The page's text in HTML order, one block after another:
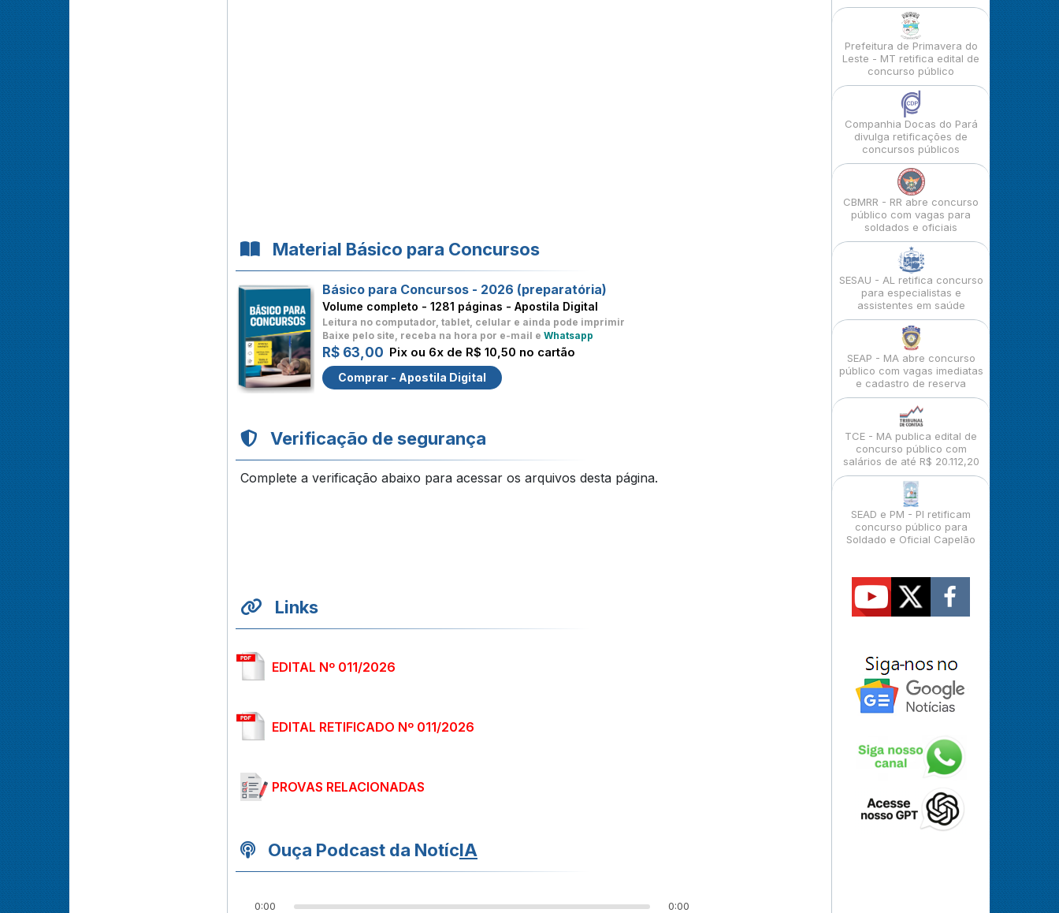
Material Básico para Concursos
Básico para Concursos - 2026 (preparatória)
Volume completo - 1281 páginas - Apostila Digital
Leitura no computador, tablet, celular e ainda pode imprimir
Baixe pelo site, receba na hora por e-mail e Whatsapp
R$ 63,00 Pix ou 6x de R$ 10,50 no cartão
Comprar - Apostila Digital
Verificação de segurança
Complete a verificação abaixo para acessar os arquivos desta página.
Links
EDITAL Nº 011/2026
EDITAL RETIFICADO Nº 011/2026
PROVAS RELACIONADAS
Ouça Podcast da NotícIA
0:00 0:00
Prefeitura de Primavera do
Leste - MT retifica edital de
concurso público
Companhia Docas do Pará
divulga retificações de
concursos públicos
CBMRR - RR abre concurso
público com vagas para
soldados e oficiais
SESAU - AL retifica concurso
para especialistas e
assistentes em saúde
SEAP - MA abre concurso
público com vagas imediatas
e cadastro de reserva
TCE - MA publica edital de
concurso público com
salários de até R$ 20.112,20
SEAD e PM - PI retificam
concurso público para
Soldado e Oficial Capelão